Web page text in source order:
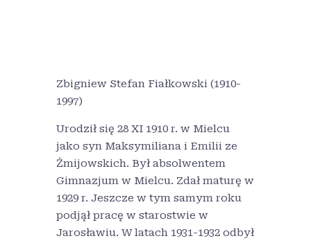
Zbigniew Stefan Fiałkowski (1910-
1997)
Urodził się 28 XI 1910 r. w Mielcu
jako syn Maksymiliana i Emilii ze
Żmijowskich. Był absolwentem
Gimnazjum w Mielcu. Zdał maturę w
1929 r. Jeszcze w tym samym roku
podjął pracę w starostwie w
Jarosławiu. W latach 1931-1932 odbył